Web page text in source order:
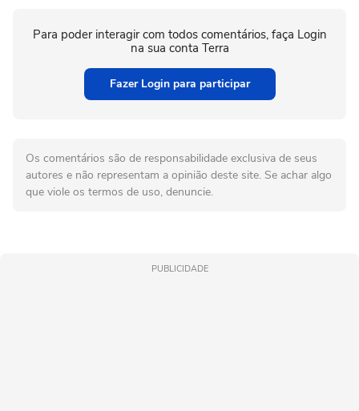
Para poder interagir com todos comentários, faça Login
na sua conta Terra
Fazer Login para participar
Os comentários são de responsabilidade exclusiva de seus
autores e não representam a opinião deste site. Se achar algo
que viole os termos de uso, denuncie.
PUBLICIDADE